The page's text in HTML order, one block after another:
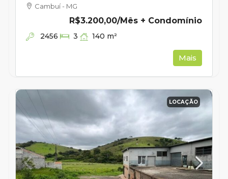
R$3.200,00/Mês + Condomínio
Cambuí - MG
2456 3 140 m²
Mais
LOCAÇÃO